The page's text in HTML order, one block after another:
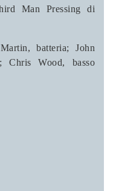
Man Pressing di
batteria; John
Chris Wood, basso